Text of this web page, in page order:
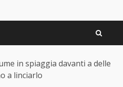
in spiaggia davanti a delle
a linciarlo